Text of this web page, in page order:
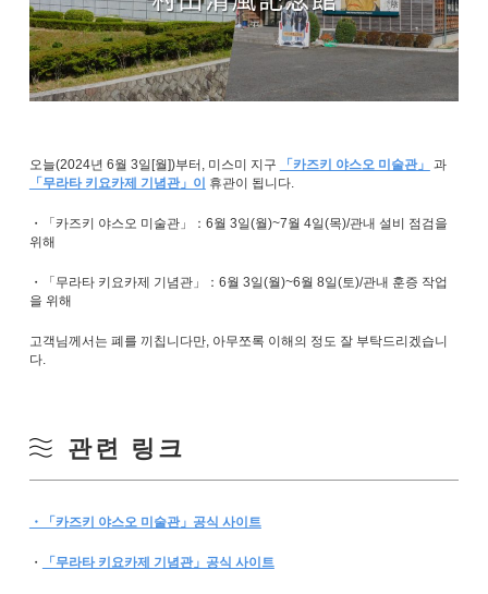
오늘(2024년 6월 3일[월])부터, 미스미 지구 「카즈키 야스오 미술관」
과
「무라타 키요카제 기념관」이 휴관이 됩니다.
・「카즈키 야스오 미술관」：6월 3일(월)~7월 4일(목)/관내 설비 점검을
위해
・「무라타 키요카제 기념관」：6월 3일(월)~6월 8일(토)/관내 훈증 작업
을 위해
고객님께서는 폐를 끼칩니다만, 아무쪼록 이해의 정도 잘 부탁드리겠습니
다.
관련 링크
・「카즈키 야스오 미술관」공식 사이트
・ 「무라타 키요카제 기념관」공식 사이트